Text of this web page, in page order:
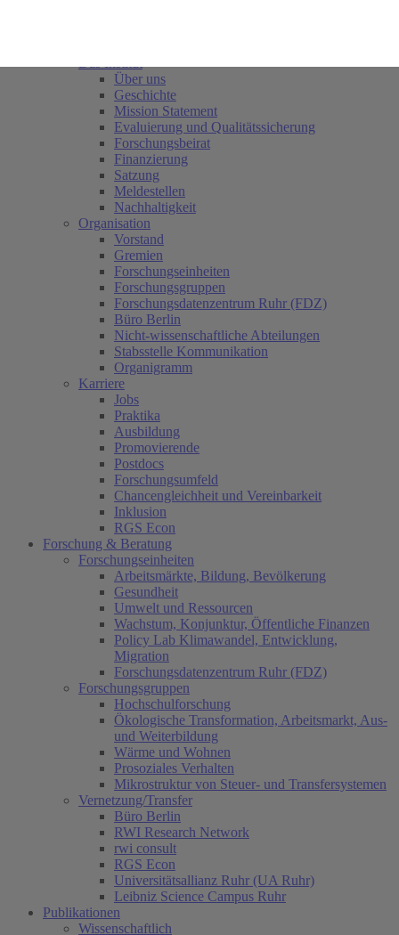
Über uns
Geschichte
Mission Statement
Evaluierung und Qualitätssicherung
Forschungsbeirat
Finanzierung
Satzung
Meldestellen
Nachhaltigkeit
Organisation
Vorstand
Gremien
Forschungseinheiten
Forschungsgruppen
Forschungsdatenzentrum Ruhr (FDZ)
Büro Berlin
Nicht-wissenschaftliche Abteilungen
Stabsstelle Kommunikation
Organigramm
Karriere
Jobs
Praktika
Ausbildung
Promovierende
Postdocs
Forschungsumfeld
Chancengleichheit und Vereinbarkeit
Inklusion
RGS Econ
Forschung & Beratung
Forschungseinheiten
Arbeitsmärkte, Bildung, Bevölkerung
Gesundheit
Umwelt und Ressourcen
Wachstum, Konjunktur, Öffentliche Finanzen
Policy Lab Klimawandel, Entwicklung,
Migration
Forschungsdatenzentrum Ruhr (FDZ)
Forschungsgruppen
Hochschulforschung
Ökologische Transformation, Arbeitsmarkt, Aus-
und Weiterbildung
Wärme und Wohnen
Prosoziales Verhalten
Mikrostruktur von Steuer- und Transfersystemen
Vernetzung/Transfer
Büro Berlin
RWI Research Network
rwi consult
RGS Econ
Universitätsallianz Ruhr (UA Ruhr)
Leibniz Science Campus Ruhr
Publikationen
Wissenschaftlich